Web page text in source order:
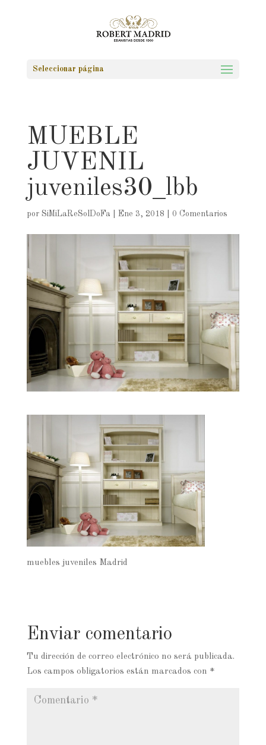
Seleccionar página
MUEBLE
JUVENIL
juveniles30_lbb
por SiMiLaReSolDoFa Ene 3, 2018 0 Comentarios
muebles juveniles Madrid
Enviar comentario
Tu dirección de correo electrónico no será publicada.
Los campos obligatorios están marcados con *